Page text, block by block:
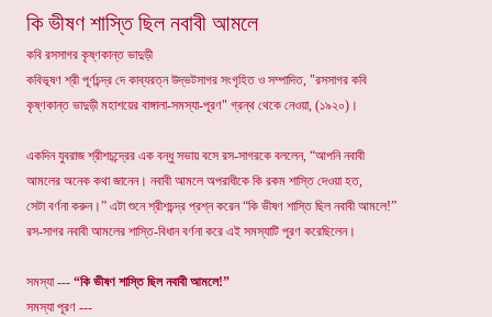
কি ভীষণ শাস্তি ছিল নবাবী আমলে
কবি রসসাগর কৃষ্ণকান্ত ভাদুড়ী
কবিভূষণ শ্রী পূর্ণচন্দ্র দে কাব্যরত্ন উদ্ভটসাগর সংগৃহিত ও সম্পাদিত, "রসসাগর কবি
কৃষ্ণকান্ত ভাদুড়ী মহাশয়ের বাঙ্গালা-সমস্যা-পূরণ" গ্রন্থ থেকে নেওয়া, (১৯২০)।
একদিন যুবরাজ শ্রীশচন্দ্রের এক বন্ধু সভায় বসে রস-সাগরকে বললেন, “আপনি নবাবী
আমলের অনেক কথা জানেন। নবাবী আমলে অপরাধীকে কি রকম শাস্তি দেওয়া হত,
সেটা বর্ণনা করুন।” এটা শুনে শ্রীশচন্দ্র প্রশ্ন করেন “কি ভীষণ শাস্তি ছিল নবাবী আমলে!”
রস-সাগর নবাবী আমলের শাস্তি-বিধান বর্ণনা করে এই সমস্যাটি পূরণ করেছিলেন।
সমস্যা --- “কি ভীষণ শাস্তি ছিল নবাবী আমলে!”
সমস্যা পূরণ ---